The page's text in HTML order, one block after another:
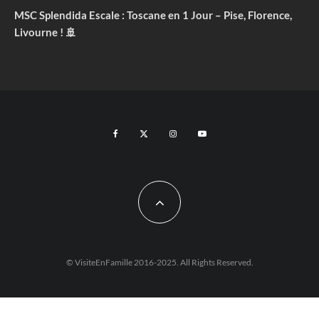
MSC Splendida Escale : Toscane en 1 Jour – Pise, Florence,
Livourne ! 🚢
© VisiteEnFamille 2016-2025. All Rights Reserved.